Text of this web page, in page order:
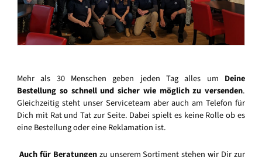
Mehr als 30 Menschen geben jeden Tag alles um Deine
Bestellung so schnell und sicher wie möglich zu versenden.
Gleichzeitig steht unser Serviceteam aber auch am Telefon für
Dich mit Rat und Tat zur Seite. Dabei spielt es keine Rolle ob es
eine Bestellung oder eine Reklamation ist.